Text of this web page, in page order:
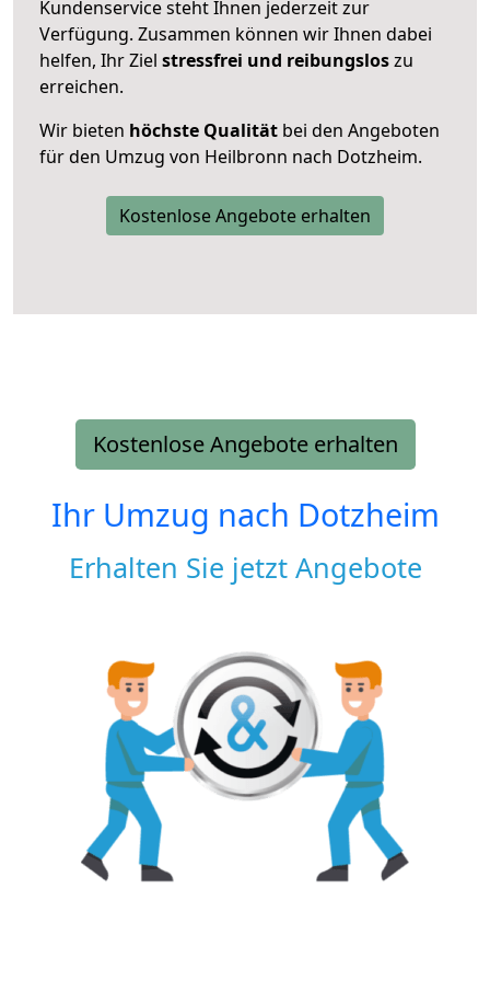
Kundenservice steht Ihnen jederzeit zur
Verfügung. Zusammen können wir Ihnen dabei
helfen, Ihr Ziel stressfrei und reibungsloszu
erreichen.
Wir bieten höchste Qualität bei den Angeboten
für den Umzug von Heilbronn nach Dotzheim.
Kostenlose Angebote erhalten
Kostenlose Angebote erhalten
Ihr Umzug nach Dotzheim
Erhalten Sie jetzt Angebote